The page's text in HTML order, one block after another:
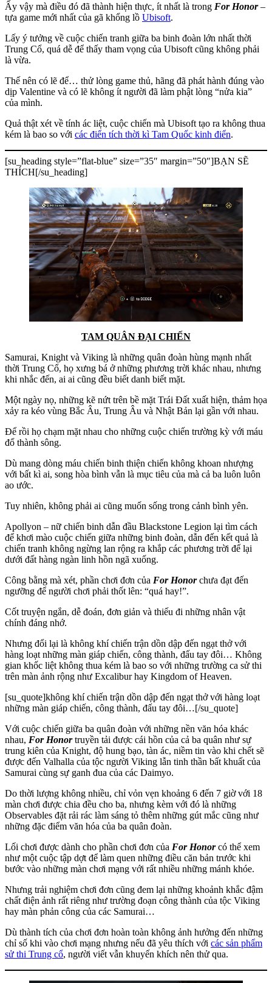
Ấy vậy mà điều đó đã thành hiện thực, ít nhất là trong For Honor–
tựa game mới nhất của gã khổng lồ Ubisoft.
Lấy ý tưởng về cuộc chiến tranh giữa ba binh đoàn lớn nhất thời
Trung Cổ, quá dễ để thấy tham vọng của Ubisoft cũng không phải
là vừa.
Thế nên có lẽ để… thử lòng game thủ, hãng đã phát hành đúng vào
dịp Valentine và có lẽ không ít người đã làm phật lòng “nửa kia”
của mình.
Quả thật xét về tính ác liệt, cuộc chiến mà Ubisoft tạo ra không thua
kém là bao so với các điển tích thời kì Tam Quốc kinh điển.
[su_heading style=”flat-blue” size=”35″ margin=”50″]BẠN SẼ
THÍCH[/su_heading]
TAM QUÂN ĐẠI CHIẾN
Samurai, Knight và Viking là những quân đoàn hùng mạnh nhất
thời Trung Cổ, họ xưng bá ở những phương trời khác nhau, nhưng
khi nhắc đến, ai ai cũng đều biết danh biết mặt.
Một ngày nọ, những kẽ nứt trên bề mặt Trái Đất xuất hiện, thảm họa
xảy ra kéo vùng Bắc Âu, Trung Âu và Nhật Bản lại gần với nhau.
Để rồi họ chạm mặt nhau cho những cuộc chiến trường kỳ với máu
đổ thành sông.
Dù mang dòng máu chiến binh thiện chiến không khoan nhượng
với bất kì ai, song hòa bình vẫn là mục tiêu của mà cả ba luôn luôn
ao ước.
Tuy nhiên, không phải ai cũng muốn sống trong cảnh bình yên.
Apollyon – nữ chiến binh dẫn đầu Blackstone Legion lại tìm cách
để khơi mào cuộc chiến giữa những binh đoàn, dẫn đến kết quả là
chiến tranh không ngừng lan rộng ra khắp các phương trời để lại
dưới đất hàng ngàn linh hồn ngã xuống.
Công bằng mà xét, phần chơi đơn của For Honorchưa đạt đến
ngưỡng để người chơi phải thốt lên: “quá hay!”.
Cốt truyện ngắn, dễ đoán, đơn giản và thiếu đi những nhân vật
chính đáng nhớ.
Nhưng đổi lại là không khí chiến trận dồn dập đến ngạt thở với
hàng loạt những màn giáp chiến, công thành, đấu tay đôi… Không
gian khốc liệt không thua kém là bao so với những trường ca sử thi
trên màn ảnh rộng như Excalibur hay Kingdom of Heaven.
[su_quote]không khí chiến trận dồn dập đến ngạt thở với hàng loạt
những màn giáp chiến, công thành, đấu tay đôi…[/su_quote]
Với cuộc chiến giữa ba quân đoàn với những nền văn hóa khác
nhau, For Honortruyền tải được cái hồn của cả ba quân như sự
trung kiên của Knight, độ hung bạo, tàn ác, niềm tin vào khi chết sẽ
được đến Valhalla của tộc người Viking lẫn tinh thần bất khuất của
Samurai cùng sự ganh đua của các Daimyo.
Do thời lượng không nhiều, chỉ vỏn vẹn khoảng 6 đến 7 giờ với 18
màn chơi được chia đều cho ba, nhưng kèm với đó là những
Observables đặt rải rác làm sáng tỏ thêm những gút mắc cũng như
những đặc điểm văn hóa của ba quân đoàn.
Lối chơi được dành cho phần chơi đơn của For Honorcó thể xem
như một cuộc tập dợt để làm quen những điều căn bản trước khi
bước vào những màn chơi mạng với rất nhiều những mánh khóe.
Nhưng trải nghiệm chơi đơn cũng đem lại những khoảnh khắc đậm
chất điện ảnh rất riêng như trường đoạn công thành của tộc Viking
hay màn phản công của các Samurai…
Dù thành tích của chơi đơn hoàn toàn không ảnh hưởng đến những
chỉ số khi vào chơi mạng nhưng nếu đã yêu thích với các sản phẩm
sử thi Trung cổ, người viết vẫn khuyến khích nên thử qua.